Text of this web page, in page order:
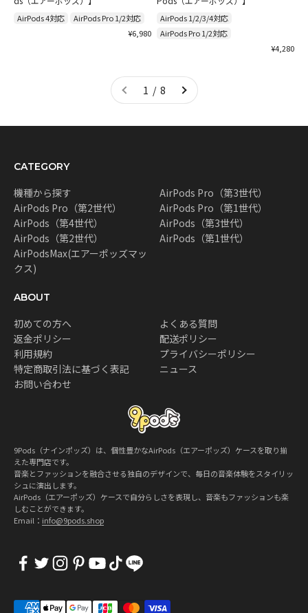
AirPods 4対応
AirPods Pro 1/2対応
セール価格
¥6,980
AirPods 1/2/3/4対応
AirPods Pro 1/2対応
セール価格
¥4,280
1 / 8
CATEGORY
機種から探す
AirPods Pro（第3世代）
AirPods Pro（第2世代）
AirPods Pro（第1世代）
AirPods（第4世代）
AirPods（第3世代）
AirPods（第2世代）
AirPods（第1世代）
AirPodsMax(エアーポッズマッ
クス)
ABOUT
初めての方へ
よくある質問
返金ポリシー
配送ポリシー
利用規約
プライバシーポリシー
特定商取引法に基づく表記
ニュース
お問い合わせ
9Pods（ナインポッズ）は、個性豊かなAirPods（エアーポッズ）ケースを取り揃
えた専門店です。
音楽とファッションを融合させる独自のデザインで、毎日の音楽体験をスタイリッ
シュに演出します。
AirPods（エアーポッズ）ケースで自分らしさを表現し、音楽もファッションも楽
しむことができます。
Email： info@9pods.shop